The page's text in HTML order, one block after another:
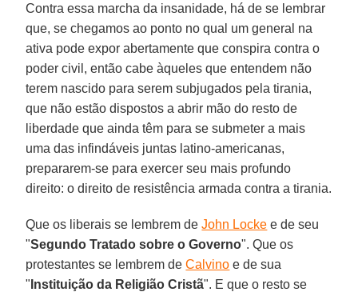
Contra essa marcha da insanidade, há de se lembrar
que, se chegamos ao ponto no qual um general na
ativa pode expor abertamente que conspira contra o
poder civil, então cabe àqueles que entendem não
terem nascido para serem subjugados pela tirania,
que não estão dispostos a abrir mão do resto de
liberdade que ainda têm para se submeter a mais
uma das infindáveis juntas latino-americanas,
prepararem-se para exercer seu mais profundo
direito: o direito de resistência armada contra a tirania.
Que os liberais se lembrem deJohn Locke e de seu
"Segundo Tratado sobre o Governo". Que os
protestantes se lembrem deCalvino e de sua
" Instituição da Religião Cristã". E que o resto se